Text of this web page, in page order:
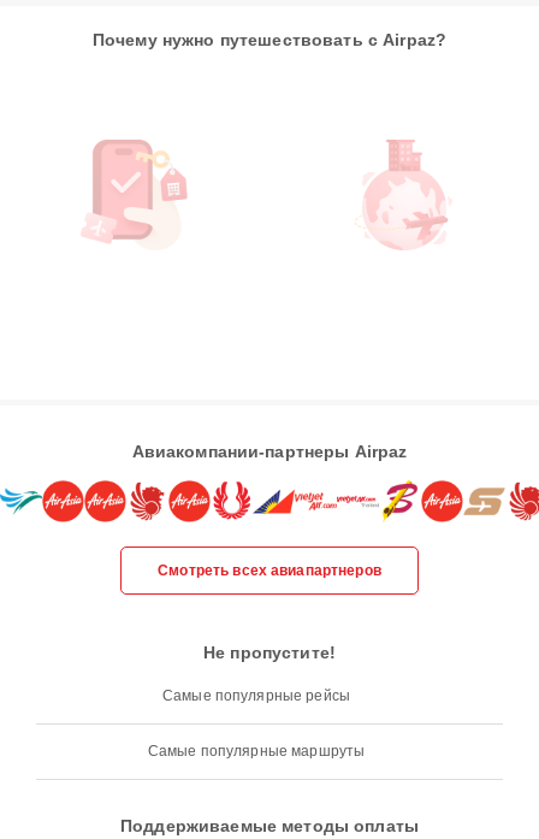
Почему нужно путешествовать с Airpaz?
Авиакомпании-партнеры Airpaz
Смотреть всех авиапартнеров
Не пропустите!
Самые популярные рейсы
Самые популярные маршруты
Поддерживаемые методы оплаты